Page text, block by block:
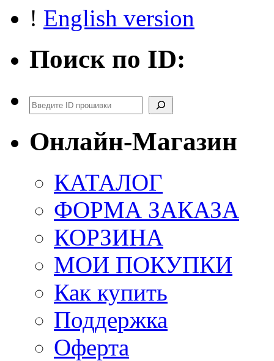
! English version
Поиск по ID:
Поиск
Онлайн-Магазин
КАТАЛОГ
ФОРМА ЗАКАЗА
КОРЗИНА
МОИ ПОКУПКИ
Как купить
Поддержка
Оферта